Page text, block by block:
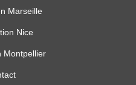
Marseille
Nice
Montpellier